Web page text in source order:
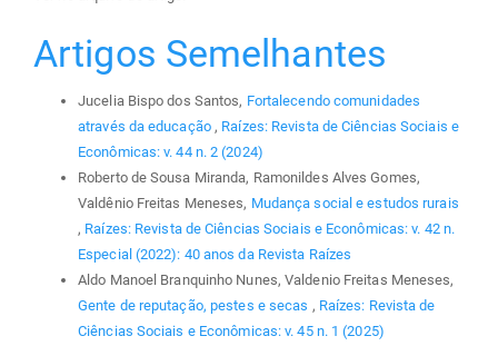
Artigos Semelhantes
Jucelia Bispo dos Santos, Fortalecendo comunidades
através da educação , Raízes: Revista de Ciências Sociais e
Econômicas: v. 44 n. 2 (2024)
Roberto de Sousa Miranda, Ramonildes Alves Gomes,
Valdênio Freitas Meneses, Mudança social e estudos rurais
, Raízes: Revista de Ciências Sociais e Econômicas: v. 42 n.
Especial (2022): 40 anos da Revista Raízes
Aldo Manoel Branquinho Nunes, Valdenio Freitas Meneses,
Gente de reputação, pestes e secas , Raízes: Revista de
Ciências Sociais e Econômicas: v. 45 n. 1 (2025)